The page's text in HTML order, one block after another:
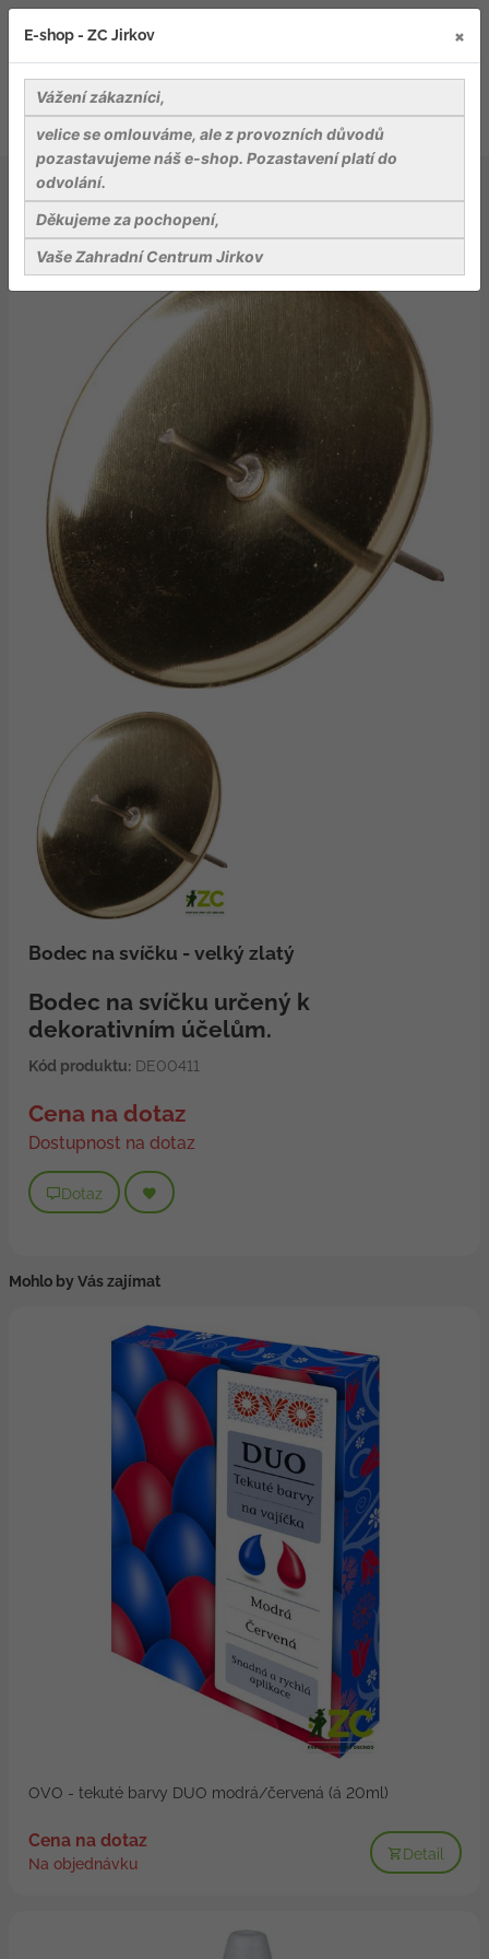
Dekorace a dekorační materiály
Bodec na svíčku - velký zlatý
Bodec na svíčku - velký zlatý
Bodec na svíčku určený k
dekorativním účelům.
Kód produktu:DE00411
Cena na dotaz
Dostupnost na dotaz
Dotaz
Mohlo by Vás zajímat
OVO - tekuté barvy DUO modrá/červená (á 20ml)
Cena na dotaz
Na objednávku
Detail
E-shop - ZC Jirkov ×
Vážení zákazníci,
velice se omlouváme, ale z provozních důvodů
pozastavujeme náš e-shop. Pozastavení platí do
odvolání.
Děkujeme za pochopení,
Vaše Zahradní Centrum Jirkov